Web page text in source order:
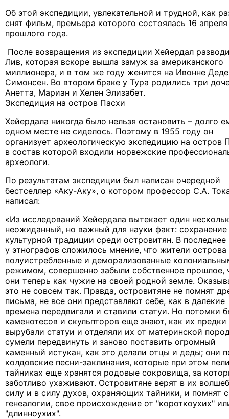
Об этой экспедиции, увлекательной и трудной, как
снят фильм, премьера которого состоялась 16 апреля
прошлого года.
После возвращения из экспедиции Хейердал
Лив, которая вскоре вышла замуж за американского
миллионера, и в том же году женится на Ивонне
Симонсен. Во втором браке у Тура родились три
Анетта, Мариан и Хелен Элизабет.
Экспедиция на остров Пасхи
Хейердала никогда было нельзя остановить – долго
одном месте не сиделось. Поэтому в 1955 году он
организует археологическую экспедицию на остров
в состав которой входили норвежские
археологи.
По результатам экспедиции был написан очередной
бестселлер «Аку-Аку», о котором профессор С.А.
написал:
«Из исследований Хейердала вытекает один
неожиданный, но важный для науки факт: сохранение
культурной традиции среди островитян. В
у этнографов сложилось мнение, что жители
полуистребленные и деморализованные
режимом, совершенно забыли собственное прошлое,
они теперь как чужие на своей родной земле.
это не совсем так. Правда, островитяне не помнят
письма, не все они представляют себе, как в далекие
времена передвигали и ставили статуи. Но потомки
каменотесов и скульпторов еще знают, как их предки
вырубали статуи и отделяли их от материнской
сумели передвинуть и заново поставить огромный
каменный истукан, как это делали отцы и деды; они
колдовские песни-заклинания, которые при этом
тайниках еще хранятся родовые сокровища, за
заботливо ухаживают. Островитяне верят в их
силу и в силу духов, охраняющих тайники, и помнят
генеалогии, свое происхождение от "короткоухих"
"длинноухих".